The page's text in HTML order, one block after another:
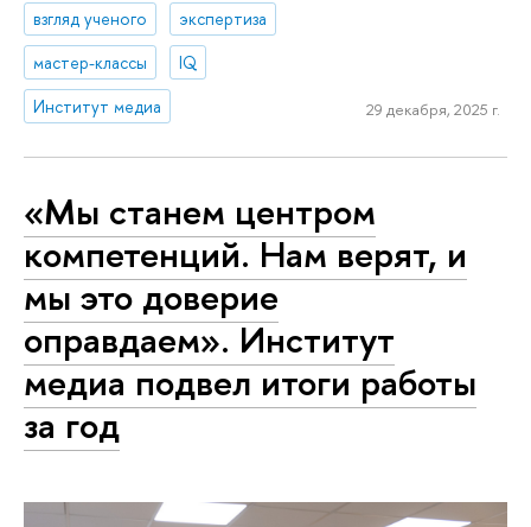
взгляд ученого
экспертиза
мастер-классы
IQ
Институт медиа
29 декабря, 2025 г.
«Мы станем центром
компетенций. Нам верят, и
мы это доверие
оправдаем». Институт
медиа подвел итоги работы
за год